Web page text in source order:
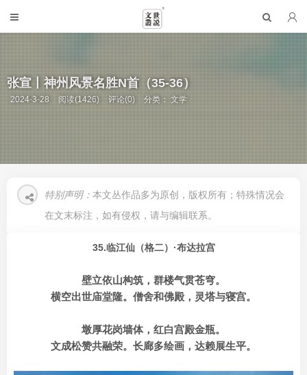
张宣丨神州风景名胜N首（35-36）
2024-3-28 阅读(1426) 评论(0) 分类：文学
特别声明： 本文丛作品多为原创，版权所有；特殊情况会
在文末标注，如有侵权，请与编辑联系。
35.临江仙（格二）·布达拉宫
壁立依山构筑，群楼气贯苍穹。
横空出世庙堂隆。僧舍和佛殿，灵塔与寝宫。
墩厚花岗墙体，红白宫殿金瓶。
文成松赞共融荣。长廊多绘画，达赖展生平。